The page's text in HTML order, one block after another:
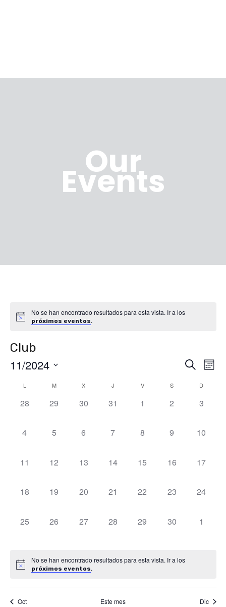
Our
Events
No se han encontrado resultados para esta vista. Ir a los
próximos eventos.
Club
de
de
Buscar
Mes
11/2024
Calendario
Eventos
L M X J V S D
0
28
0
29
0
30
0
31
0
1
0
2
0
3
0
4
0
5
0
6
0
7
0
8
0
9
0
10
0
11
0
12
0
13
0
14
0
15
0
16
0
17
0
18
0
19
0
20
0
21
0
22
0
23
0
24
0
25
0
26
0
27
0
28
0
29
0
30
0
1
No se han encontrado resultados para esta vista. Ir a los
próximos eventos.
Oct Este mes Dic